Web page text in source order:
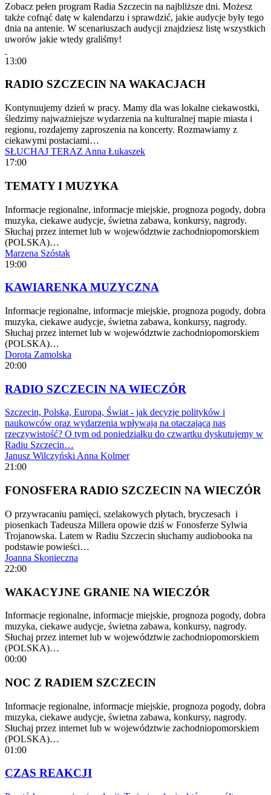
Zobacz pełen program Radia Szczecin na najbliższe dni. Możesz
także cofnąć datę w kalendarzu i sprawdzić, jakie audycje były tego
dnia na antenie. W scenariuszach audycji znajdziesz listę wszystkich
uworów jakie wtedy graliśmy!
13:00
RADIO SZCZECIN NA WAKACJACH
Kontynuujemy dzień w pracy. Mamy dla was lokalne ciekawostki,
śledzimy najważniejsze wydarzenia na kulturalnej mapie miasta i
regionu, rozdajemy zaproszenia na koncerty. Rozmawiamy z
ciekawymi postaciami…
SŁUCHAJ TERAZ Anna Łukaszek
17:00
TEMATY I MUZYKA
Informacje regionalne, informacje miejskie, prognoza pogody, dobra
muzyka, ciekawe audycje, świetna zabawa, konkursy, nagrody.
Słuchaj przez internet lub w województwie zachodniopomorskiem
(POLSKA)…
Marzena Szóstak
19:00
KAWIARENKA MUZYCZNA
Informacje regionalne, informacje miejskie, prognoza pogody, dobra
muzyka, ciekawe audycje, świetna zabawa, konkursy, nagrody.
Słuchaj przez internet lub w województwie zachodniopomorskiem
(POLSKA)…
Dorota Zamolska
20:00
RADIO SZCZECIN NA WIECZÓR
Szczecin, Polska, Europa, Świat - jak decyzje polityków i
naukowców oraz wydarzenia wpływają na otaczającą nas
rzeczywistość? O tym od poniedziałku do czwartku dyskutujemy w
Radiu Szczecin…
Janusz WilczyńskiAnna Kolmer
21:00
FONOSFERA RADIO SZCZECIN NA WIECZÓR
O przywracaniu pamięci, szelakowych płytach, bryczesach i
piosenkach Tadeusza Millera opowie dziś w Fonosferze Sylwia
Trojanowska. Latem w Radiu Szczecin słuchamy audiobooka na
podstawie powieści…
Joanna Skonieczna
22:00
WAKACYJNE GRANIE NA WIECZÓR
Informacje regionalne, informacje miejskie, prognoza pogody, dobra
muzyka, ciekawe audycje, świetna zabawa, konkursy, nagrody.
Słuchaj przez internet lub w województwie zachodniopomorskiem
(POLSKA)…
00:00
NOC Z RADIEM SZCZECIN
Informacje regionalne, informacje miejskie, prognoza pogody, dobra
muzyka, ciekawe audycje, świetna zabawa, konkursy, nagrody.
Słuchaj przez internet lub w województwie zachodniopomorskiem
(POLSKA)…
01:00
CZAS REAKCJI